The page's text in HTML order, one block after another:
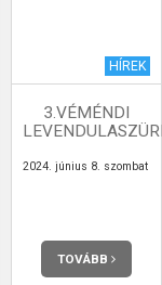
HÍREK
3.VÉMÉNDI
2024. június 8. szombat
TOVÁBB